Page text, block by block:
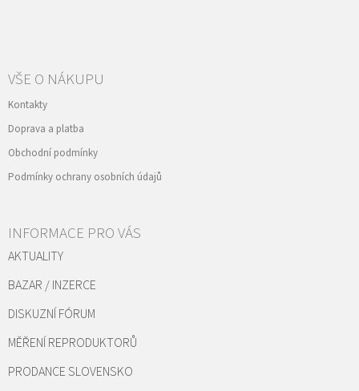
VŠE O NÁKUPU
Kontakty
Doprava a platba
Obchodní podmínky
Podmínky ochrany osobních údajů
INFORMACE PRO VÁS
AKTUALITY
BAZAR / INZERCE
DISKUZNÍ FÓRUM
MĚŘENÍ REPRODUKTORŮ
PRODANCE SLOVENSKO